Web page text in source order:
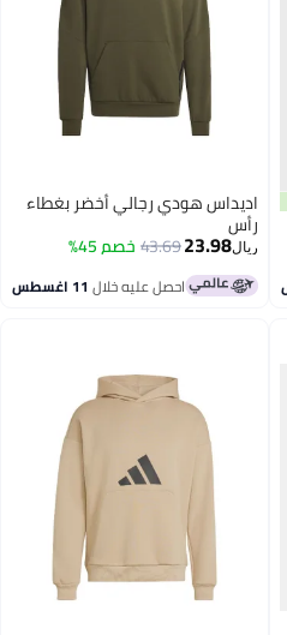
اديداس هودي رجالي أخضر بغطاء
رأس
23.98
43.69خصم 45%
احصل عليه خلال11 اغسطس